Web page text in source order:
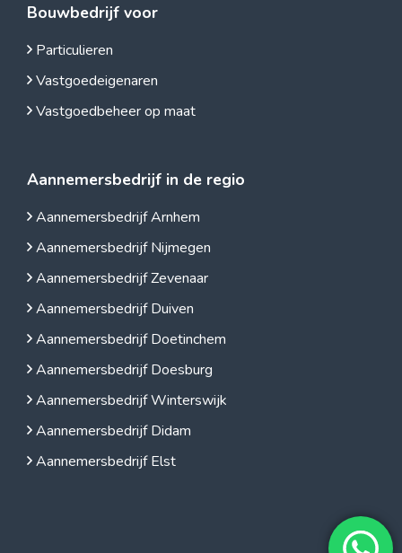
Bouwbedrijf voor
Particulieren
Vastgoedeigenaren
Vastgoedbeheer op maat
Aannemersbedrijf in de regio
Aannemersbedrijf Arnhem
Aannemersbedrijf Nijmegen
Aannemersbedrijf Zevenaar
Aannemersbedrijf Duiven
Aannemersbedrijf Doetinchem
Aannemersbedrijf Doesburg
Aannemersbedrijf Winterswijk
Aannemersbedrijf Didam
Aannemersbedrijf Elst